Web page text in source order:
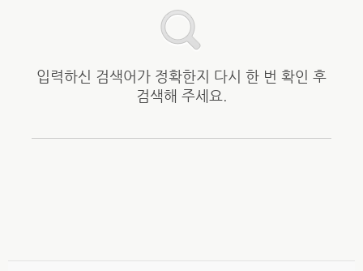
입력하신 검색어가 정확한지 다시 한 번 확인 후
검색해 주세요.